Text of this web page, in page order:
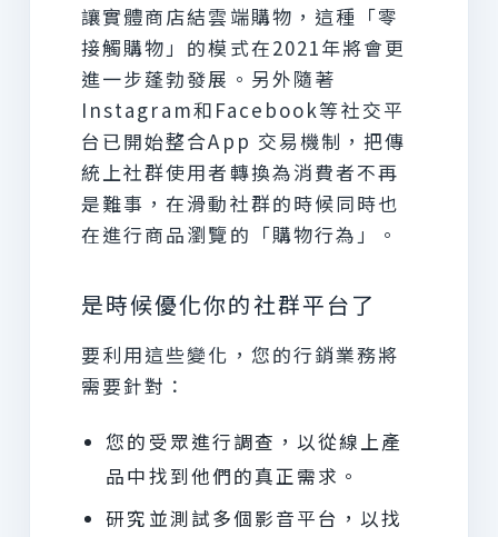
讓實體商店結雲端購物，這種「零
接觸購物」的模式在2021年將會更
進一步蓬勃發展。另外隨著
Instagram和Facebook等社交平
台已開始整合App 交易機制，把傳
統上社群使用者轉換為消費者不再
是難事，在滑動社群的時候同時也
在進行商品瀏覽的「購物行為」。
是時候優化你的社群平台了
要利用這些變化，您的行銷業務將
需要針對：
您的受眾進行調查，以從線上產
品中找到他們的真正需求。
研究並測試多個影音平台，以找